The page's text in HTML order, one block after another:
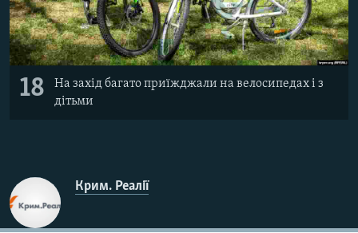
18
На захід багато приїжджали на велосипедах і з
дітьми
Крим. Реалії